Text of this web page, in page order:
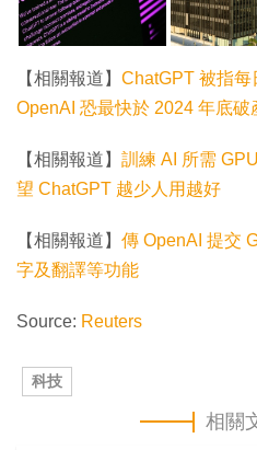
【相關報道】 ChatGPT 被指每
OpenAI 恐最快於 2024 年底破
【相關報道】 訓練 AI 所需
望 ChatGPT 越少人用越好
【相關報道】 傳 OpenAI 提交
字及翻譯等功能
Source: Reuters
科技
相關